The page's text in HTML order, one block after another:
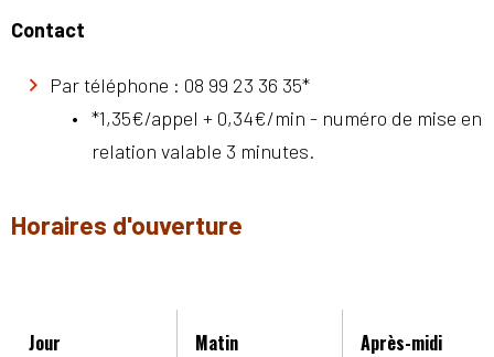
Contact
Par téléphone : 08 99 23 36 35*
*1,35€/appel + 0,34€/min - numéro de mise en
relation valable 3 minutes.
Horaires d'ouverture
Jour Matin Après-midi